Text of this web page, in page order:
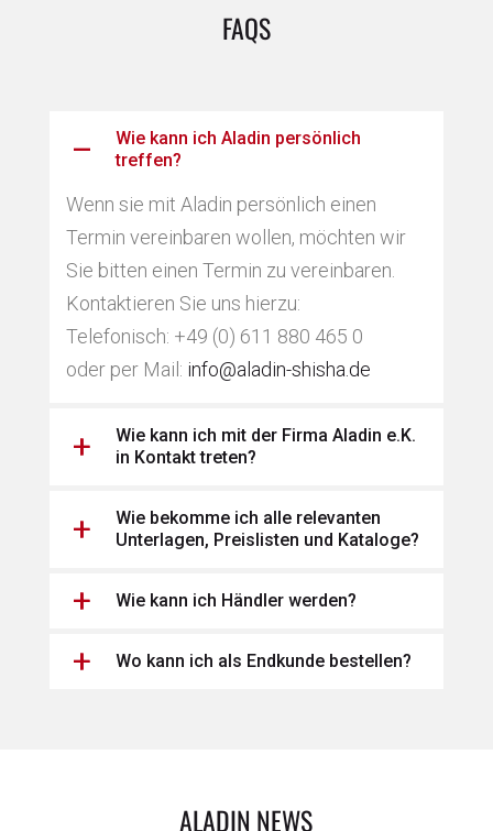
FAQS
Wie kann ich Aladin persönlich
treffen?
Wenn sie mit Aladin persönlich einen
Termin vereinbaren wollen, möchten wir
Sie bitten einen Termin zu vereinbaren.
Kontaktieren Sie uns hierzu:
Telefonisch: +49 (0) 611 880 465 0
oder per Mail: info@aladin-shisha.de
Wie kann ich mit der Firma Aladin e.K.
in Kontakt treten?
Wie bekomme ich alle relevanten
Unterlagen, Preislisten und Kataloge?
Wie kann ich Händler werden?
Wo kann ich als Endkunde bestellen?
ALADIN NEWS